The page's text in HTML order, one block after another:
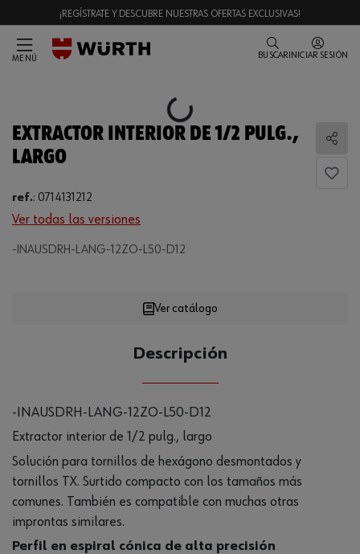
¡REGÍSTRATE Y DESCUBRE NUESTRAS OFERTAS EXCLUSIVAS!
MENÚ BUSCAR INICIAR SESIÓN
Loading...
EXTRACTOR INTERIOR DE 1/2 PULG.,
LARGO
ref.: 0714131212
Ver todas las versiones
-INAUSDRH-LANG-12ZO-L50-D12
Loading...
Ver catálogo
Descripción
-INAUSDRH-LANG-12ZO-L50-D12
Extractor interior de 1/2 pulg., largo
Solución para tornillos de hexágono desmontados y
tornillos TX. Surtido compacto con los tamaños más
comunes. También es compatible con muchas otras
improntas similares.
Perfil en espiral cónica de alta precisión